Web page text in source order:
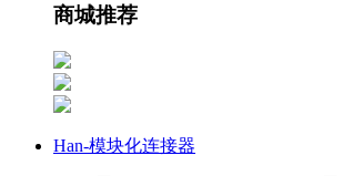
商城推荐
Han-模块化连接器